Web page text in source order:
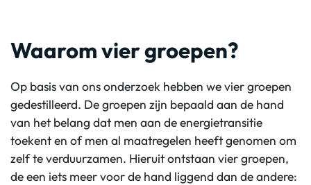
Waarom vier groepen?
Op basis van ons onderzoek hebben we vier groepen
gedestilleerd. De groepen zijn bepaald aan de hand
van het belang dat men aan de energietransitie
toekent en of men al maatregelen heeft genomen om
zelf te verduurzamen. Hieruit ontstaan vier groepen,
de een iets meer voor de hand liggend dan de andere: